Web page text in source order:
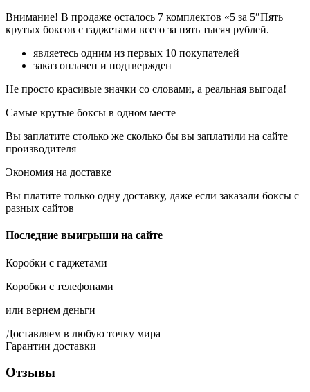
Внимание! В продаже осталось 7 комплектов «5 за 5″Пять
крутых боксов с гаджетами всего за пять тысяч рублей.
являетесь одним из первых 10 покупателей
заказ оплачен и подтвержден
Не просто красивые значки со словами, а реальная выгода!
Самые крутые боксы в одном месте
Вы заплатите столько же сколько бы вы заплатили на сайте
производителя
Экономия на доставке
Вы платите только одну доставку, даже если заказали боксы с
разных сайтов
Последние выигрыши на сайте
Коробки с гаджетами
Коробки с телефонами
или вернем деньги
Доставляем в любую точку мира
Гарантии доставки
Отзывы